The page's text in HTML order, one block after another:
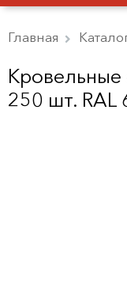
Главная
250 шт. RAL